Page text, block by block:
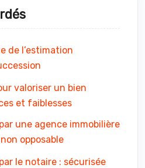
de l’estimation
valoriser un bien
et faiblesses
une agence immobilière
opposable
le notaire : sécurisée